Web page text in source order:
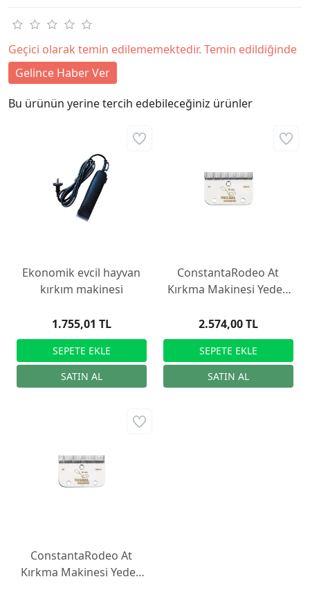
Geçici olarak temin edilememektedir. Temin edildiğinde
Gelince Haber Ver
Bu ürünün yerine tercih edebileceğiniz ürünler
Ekonomik evcil hayvan
kırkım makinesi
1.755,01 TL
ConstantaRodeo At
Kırkma Makinesi Yedek
2.574,00 TL
ConstantaRodeo At
Kırkma Makinesi Yedek